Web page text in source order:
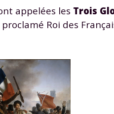
appelées les Trois
Roi des